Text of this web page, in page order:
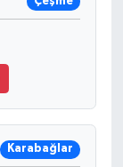
Karabağlar